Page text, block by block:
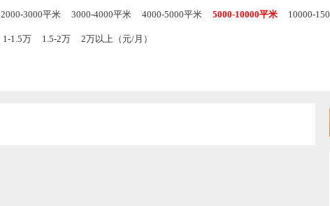
2000-3000平米 3000-4000平米 4000-5000平米 5000-10000平米 10000-
1-1.5万 1.5-2万 2万以上（元/月）